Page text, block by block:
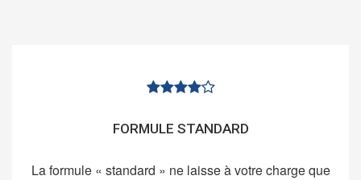
FORMULE STANDARD
La formule « standard » ne laisse à votre charge que